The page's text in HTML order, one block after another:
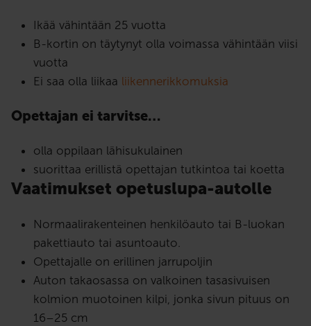
Ikää vähintään 25 vuotta
B-kortin on täytynyt olla voimassa vähintään viisi
vuotta
Ei saa olla liikaa liikennerikkomuksia
Opettajan ei tarvitse…
olla oppilaan lähisukulainen
suorittaa erillistä opettajan tutkintoa tai koetta
Vaatimukset opetuslupa-autolle
Normaalirakenteinen henkilöauto tai B-luokan
pakettiauto tai asuntoauto.
Opettajalle on erillinen jarrupoljin
Auton takaosassa on valkoinen tasasivuisen
kolmion muotoinen kilpi, jonka sivun pituus on
16–25 cm